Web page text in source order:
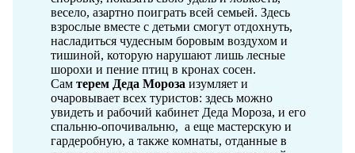
весело, азартно поиграть всей семьей. Здесь
взрослые вместе с детьми смогут отдохнуть,
насладиться чудесным боровым воздухом и
тишиной, которую нарушают лишь лесные
шорохи и пение птиц в кронах сосен.
Сам терем Деда Мороза изумляет и
очаровывает всех туристов: здесь можно
увидеть и рабочий кабинет Деда Мороза, и его
спальню-опочивальню, а еще мастерскую и
гардеробную, а также комнаты, отданные в